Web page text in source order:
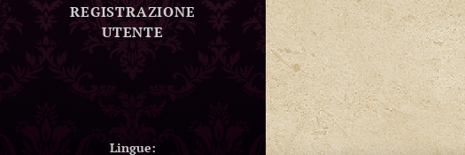
REGISTRAZIONE
UTENTE
Lingue